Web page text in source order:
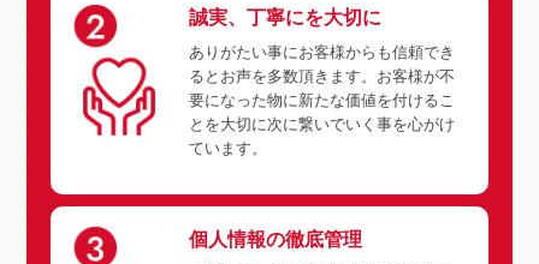
誠実、丁寧にを大切に
ありがたい事にお客様からも信頼でき
るとお声を多数頂きます。お客様が不
要になった物に新たな価値を付けるこ
とを大切に次に繋いでいく事を心がけ
ています。
個人情報の徹底管理